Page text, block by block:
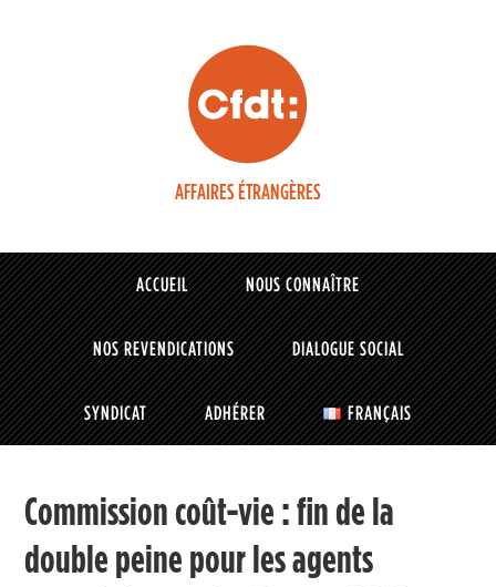
AFFAIRES ÉTRANGÈRES
ACCUEIL NOUS CONNAÎTRE
NOS REVENDICATIONS DIALOGUE SOCIAL
SYNDICAT ADHÉRER FRANÇAIS
Commission coût-vie : fin de la
double peine pour les agents